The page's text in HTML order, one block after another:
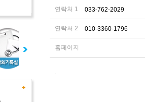
연락처 1 033-762-2029
연락처 2 010-3360-1796
홈페이지
.